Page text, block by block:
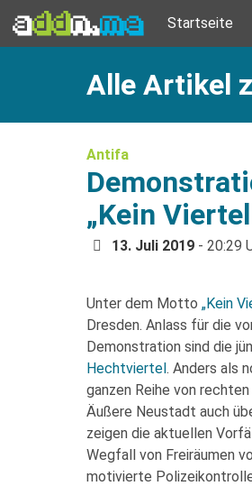
Startseite
Alle Artikel
Antifa
„Kein
13. Juli 2019 - 20:29
Unter dem Motto „Kein
Dresden. Anlass für die
Demonstration sind die
Hechtviertel. Anders als
ganzen Reihe von
Äußere Neustadt auch
zeigen die aktuellen
Wegfall von Freiräumen
motivierte